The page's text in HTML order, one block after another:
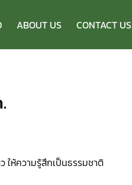
ABOUT US CONTACT US
ห้ความรู้สึกเป็นธรรมชาติ